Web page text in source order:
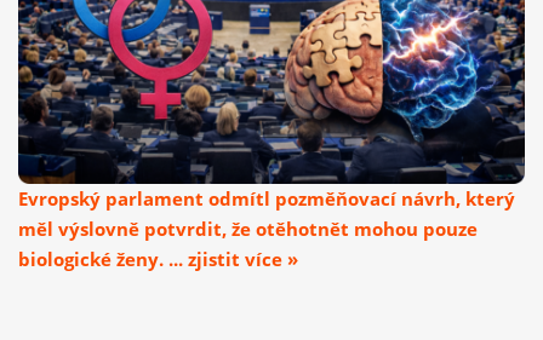
Evropský parlament odmítl pozměňovací návrh, který
měl výslovně potvrdit, že otěhotnět mohou pouze
biologické ženy. ... zjistit více »